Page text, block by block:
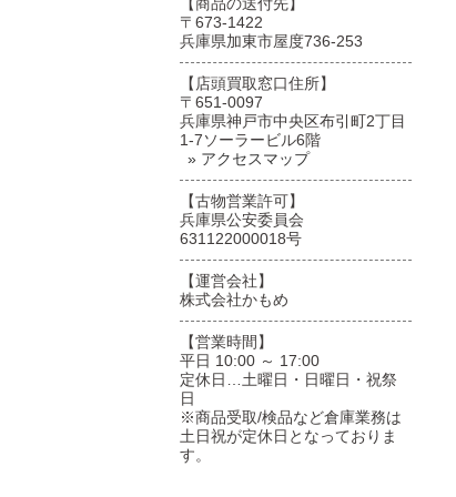
〒673-1422
兵庫県加東市屋度736-253
【店頭買取窓口住所】
〒651-0097
兵庫県神戸市中央区布引町2丁目
1-7ソーラービル6階
» アクセスマップ
【古物営業許可】
兵庫県公安委員会
631122000018号
【運営会社】
株式会社かもめ
【営業時間】
平日 10:00 ～ 17:00
定休日…土曜日・日曜日・祝祭
日
※商品受取/検品など倉庫業務は
土日祝が定休日となっておりま
す。